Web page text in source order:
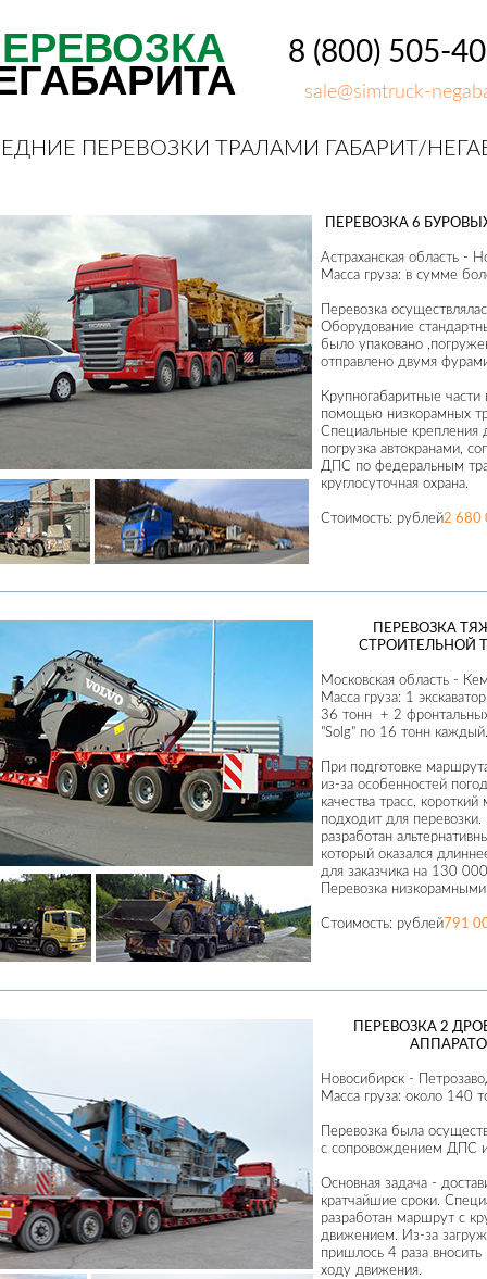
8 (800) 505-
sale@simtruck-
ПЕРЕВОЗКИ ТРАЛАМИ ГАБАРИТ/
ПЕРЕВОЗКА 6
Астраханская область -
Масса груза: в сумме
Перевозка
Оборудование
было упаковано
отправлено двумя
Крупногабаритные части
помощью низкорамных
Специальные крепления
погрузка автокранами,
ДПС по федеральным
круглосуточная охрана.
Стоимость: рублей2 680
ПЕРЕВОЗКА
СТРОИТЕЛЬНОЙ
Московская область -
Масса груза: 1
36 тонн + 2
"Solg" по 16 тонн каждый.
При подготовке
из-за особенностей
качества трасс,
подходит для
разработан
который оказался
для заказчика на 130
Перевозка
Стоимость: рублей791
ПЕРЕВОЗКА 2
Новосибирск -
Масса груза: около 140
Перевозка была
с сопровождением ДПС и
Основная задача -
кратчайшие сроки.
разработан маршрут с
движением. Из-за
пришлось 4 раза
ходу движения.